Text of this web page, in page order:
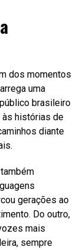
dos momentos
uma
brasileiro
às histórias de
diante
gerações ao
Do outro,
mais
sempre